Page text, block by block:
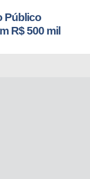
Público
R$ 500 mil